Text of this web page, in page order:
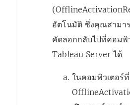
อัตโนมัติ ซึ่งคุณสามา
คัดลอกกลับไปที่คอมพิ
Tableau Server ได้
ในคอมพิวเตอร์